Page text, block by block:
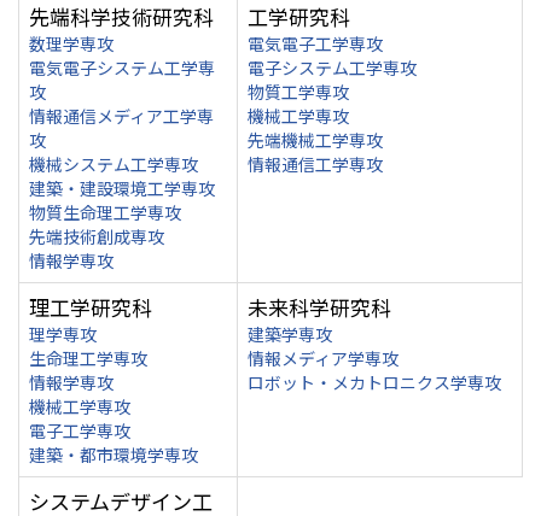
先端科学技術研究科
数理学専攻
電気電子システム工学専
攻
情報通信メディア工学専
攻
機械システム工学専攻
建築・建設環境工学専攻
物質生命理工学専攻
先端技術創成専攻
情報学専攻
工学研究科
電気電子工学専攻
電子システム工学専攻
物質工学専攻
機械工学専攻
先端機械工学専攻
情報通信工学専攻
理工学研究科
理学専攻
生命理工学専攻
情報学専攻
機械工学専攻
電子工学専攻
建築・都市環境学専攻
未来科学研究科
建築学専攻
情報メディア学専攻
ロボット・メカトロニクス学専攻
システムデザイン工